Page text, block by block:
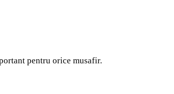
pentru orice musafir.